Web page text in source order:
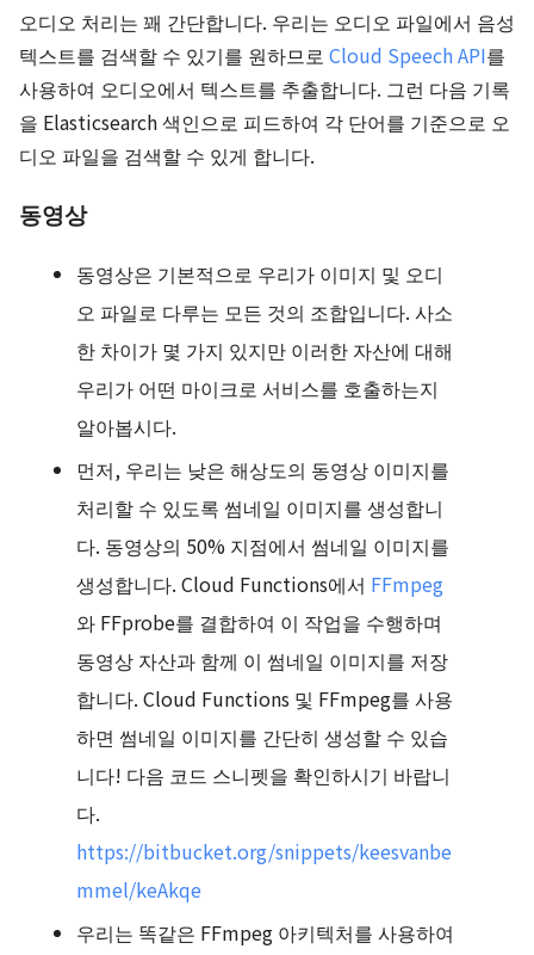
오디오 처리는 꽤 간단합니다. 우리는 오디오 파일에서 음성
텍스트를 검색할 수 있기를 원하므로 Cloud Speech API를
사용하여 오디오에서 텍스트를 추출합니다. 그런 다음 기록
을 Elasticsearch 색인으로 피드하여 각 단어를 기준으로 오
디오 파일을 검색할 수 있게 합니다.
동영상
동영상은 기본적으로 우리가 이미지 및 오디
오 파일로 다루는 모든 것의 조합입니다. 사소
한 차이가 몇 가지 있지만 이러한 자산에 대해
우리가 어떤 마이크로 서비스를 호출하는지
알아봅시다.
먼저, 우리는 낮은 해상도의 동영상 이미지를
처리할 수 있도록 썸네일 이미지를 생성합니
다. 동영상의 50% 지점에서 썸네일 이미지를
생성합니다. Cloud Functions에서 FFmpeg
와 FFprobe를 결합하여 이 작업을 수행하며
동영상 자산과 함께 이 썸네일 이미지를 저장
합니다. Cloud Functions 및 FFmpeg를 사용
하면 썸네일 이미지를 간단히 생성할 수 있습
니다! 다음 코드 스니펫을 확인하시기 바랍니
다.
https://bitbucket.org/snippets/keesvanbe
mmel/keAkqe
우리는 똑같은 FFmpeg 아키텍처를 사용하여